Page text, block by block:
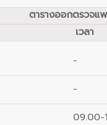
ตารางออกตรวจแ
เวลา
-
-
09.00-